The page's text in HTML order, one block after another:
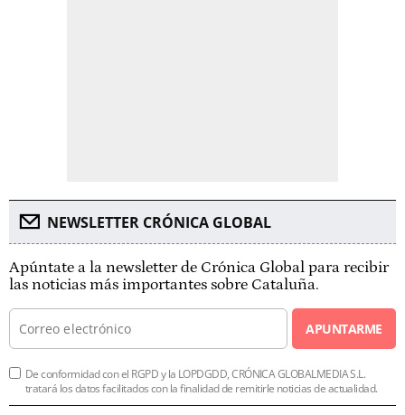
NEWSLETTER CRÓNICA GLOBAL
Apúntate a la newsletter de Crónica Global para recibir
las noticias más importantes sobre Cataluña.
APUNTARME
De conformidad con el RGPD y la LOPDGDD, CRÓNICA GLOBALMEDIA S.L.
tratará los datos facilitados con la finalidad de remitirle noticias de actualidad.